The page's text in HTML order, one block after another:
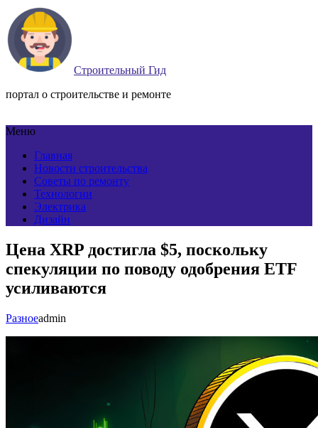
Строительный Гид
портал о строительстве и ремонте
Меню
Главная
Новости строительства
Советы по ремонту
Технологии
Электрика
Дизайн
Цена XRP достигла $5, поскольку
спекуляции по поводу одобрения ETF
усиливаются
Разноеadmin